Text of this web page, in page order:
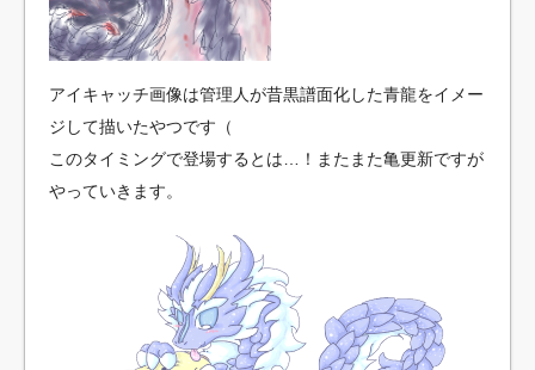
オワコンか！？
【驚愕】菅義偉さん、罠カードだった
【ヤバすぎ】登録者数100万超えの人気ユーチューバーが違
法薬物使用をナマ告白！！（動画あり）
「一番好きな対戦ファミコンゲーム」ランキング！1位に輝
いたのは？
【画像】サンバで乳放り出してる日本人女性ｗｗｗｗｗｗ
歳取ると格ゲーやFPSがキツくなるぞ←これ
野党、桜を見る会を追及したいから国会会期を大幅に延長
【朗報】山本昌さん、阪神に焼肉の焼き方を伝授
アイキャッチ画像は管理人が昔黒譜面化した青龍をイメー
ジして描いたやつです（
このタイミングで登場するとは…！またまた亀更新ですが
やっていきます。